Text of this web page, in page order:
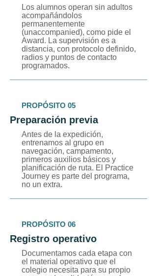
Los alumnos operan sin adultos
acompañándolos
permanentemente
(unaccompanied), como pide el
Award. La supervisión es a
distancia, con protocolo definido,
radios y puntos de contacto
programados.
PROPÓSITO 05
Preparación previa
Antes de la expedición,
entrenamos al grupo en
navegación, campamento,
primeros auxilios básicos y
planificación de ruta. El Practice
Journey es parte del programa,
no un extra.
PROPÓSITO 06
Registro operativo
Documentamos cada etapa con
el material operativo que el
colegio necesita para su propio